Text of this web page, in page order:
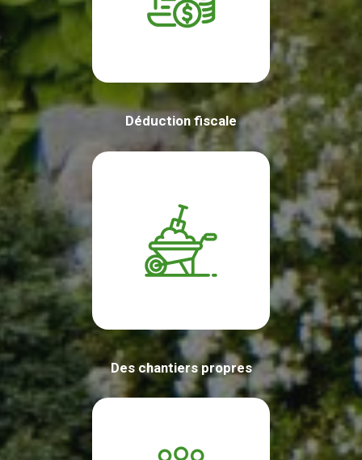
Déduction fiscale
Des chantiers propres